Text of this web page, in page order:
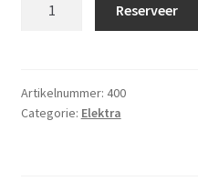
kg
aantal
Reserveer
Artikelnummer: 400
Categorie: Elektra